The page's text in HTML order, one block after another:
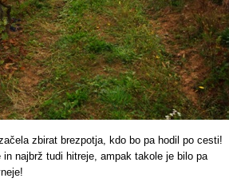
zbirat brezpotja, kdo bo pa hodil po cesti!
najbrž tudi hitreje, ampak takole je bilo pa